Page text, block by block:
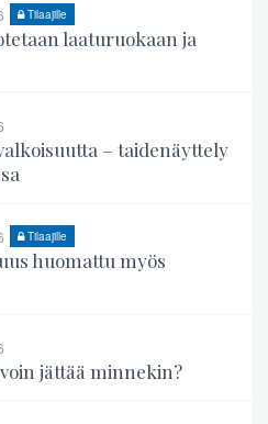
Tilaajille
laaturuokaan ja
– taidenäyttely
Tilaajille
huomattu myös
jättää minnekin?